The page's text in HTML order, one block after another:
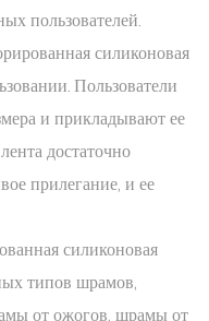
пользователей.
силиконовая
Пользователи
и прикладывают ее
достаточно
прилегание, и ее
силиконовая
типов шрамов,
от ожогов, шрамы от